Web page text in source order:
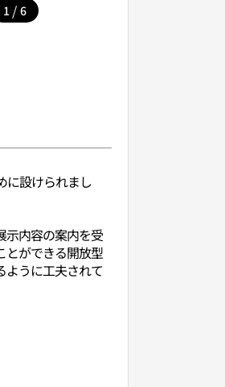
1 / 6
に設けられまし
示内容の案内を受
とができる開放型
ように工夫されて